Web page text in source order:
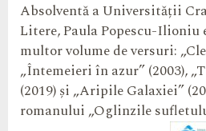
Absolventă a Universității
Litere, Paula Popescu-Ilioniu
multor volume de versuri:
„Întemeieri în azur” (2003),
(2019) și „Aripile Galaxiei”
romanului „Oglinzile